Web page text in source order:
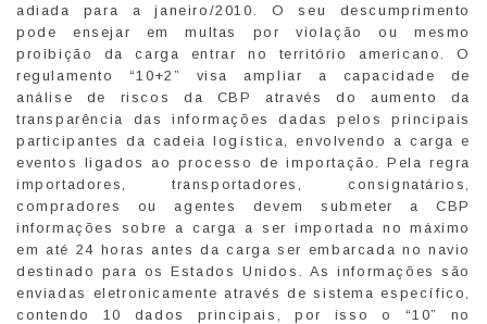
adiada para a janeiro/2010. O seu descumprimento
pode ensejar em multas por violação ou mesmo
proibição da carga entrar no território americano. O
regulamento “10+2” visa ampliar a capacidade de
análise de riscos da CBP através do aumento da
transparência das informações dadas pelos principais
participantes da cadeia logística, envolvendo a carga e
eventos ligados ao processo de importação. Pela regra
importadores, transportadores, consignatários,
compradores ou agentes devem submeter a CBP
informações sobre a carga a ser importada no máximo
em até 24 horas antes da carga ser embarcada no navio
destinado para os Estados Unidos. As informações são
enviadas eletronicamente através de sistema específico,
contendo 10 dados principais, por isso o “10” no